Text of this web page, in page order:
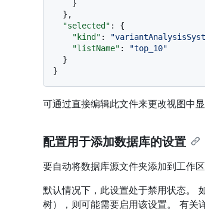
}
} ,
"selected" :
{
"kind" :
"listName" :
"top_10"
}
}
可通过直接编辑此文件来更改视图中显
配置用于添加数据库的设置
要自动将数据库源文件夹添加到工作
默认情况下，此设置处于禁用状态。
树），则可能需要启用该设置。 有关